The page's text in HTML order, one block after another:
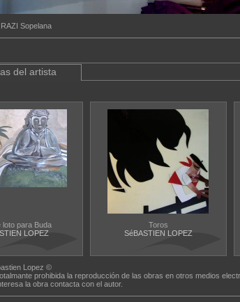
Sopelana
del artista
loto para Buda
LOPEZ
Toros
SéBASTIEN LOPEZ
Lopez ©
prohibida la reproducción de las obras en otros medios
la obra contacta con el autor.